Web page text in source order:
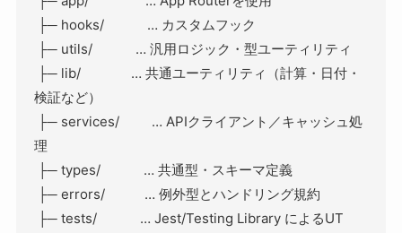
├─ hooks/            … カスタムフック
├─ utils/            … 汎用ロジック・型ユーティリティ
検証など）
理
├─ types/            … 共通型・スキーマ定義
├─ errors/           … 例外型とハンドリング規約
├─ tests/            … Jest/Testing Library によるUT